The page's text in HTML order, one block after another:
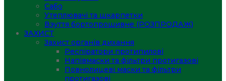
Сабо
Утеплювачі та шкарпетки
Взуття бортопрошивне (РОЗПРОДАЖ)
ЗАХИСТ
Захист органів дихання
Респіратори протипилові
Напівмаски та фільтри протигазові
Повнолицеві маски та фільтри
протигазові